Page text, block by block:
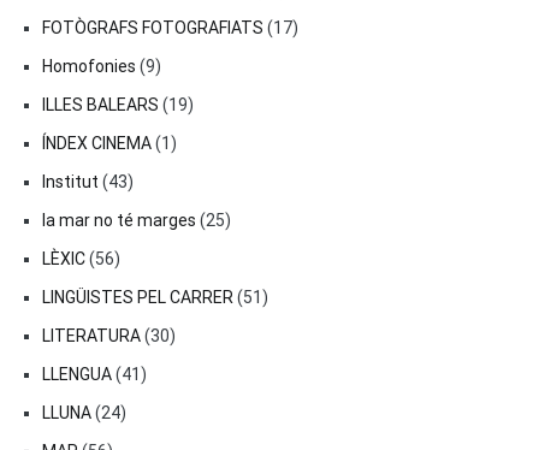
FOTÒGRAFS FOTOGRAFIATS (17)
Homofonies (9)
ILLES BALEARS (19)
ÍNDEX CINEMA(1)
Institut (43)
la mar no té marges (25)
LÈXIC(56)
LINGÜISTES PEL CARRER (51)
LITERATURA(30)
LLENGUA(41)
LLUNA(24)